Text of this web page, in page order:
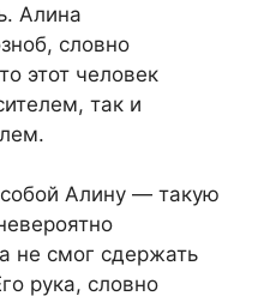
Алина
словно
этот человек
так и
Алину — такую
не смог сдержать
рука, словно